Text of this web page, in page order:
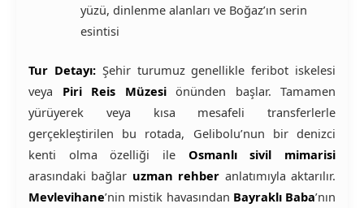
yüzü, dinlenme alanları ve Boğaz’ın serin
esintisi
Tur Detayı:Şehir turumuz genellikle feribot iskelesi
veya Piri Reis Müzesiönünden başlar. Tamamen
yürüyerek veya kısa mesafeli transferlerle
gerçekleştirilen bu rotada, Gelibolu’nun bir denizci
kenti olma özelliği ile Osmanlı sivil mimarisi
arasındaki bağlar uzman rehber anlatımıyla aktarılır.
Mevlevihane’nin mistik havasından Bayraklı Baba’nın